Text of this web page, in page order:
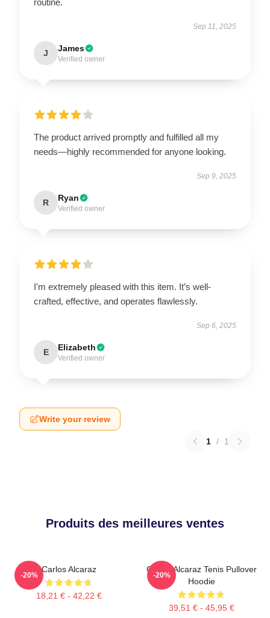
Sep 11, 2025
J James
Verified owner
The product arrived promptly and fulfilled all my
needs—highly recommended for anyone looking.
Sep 9, 2025
R Ryan
Verified owner
I'm extremely pleased with this item. It’s well-
crafted, effective, and operates flawlessly.
Sep 6, 2025
E Elizabeth
Verified owner
Write your review
1 / 1
Produits des meilleures ventes
Carlos Alcaraz
18,21 € - 42,22 €
-20%
Carlos Alcaraz Tenis Pullover
Hoodie
39,51 € - 45,95 €
-20%